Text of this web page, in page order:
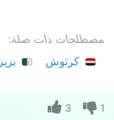
مصطلحات ذات صلة:
كرتوش
بزيز
1
3